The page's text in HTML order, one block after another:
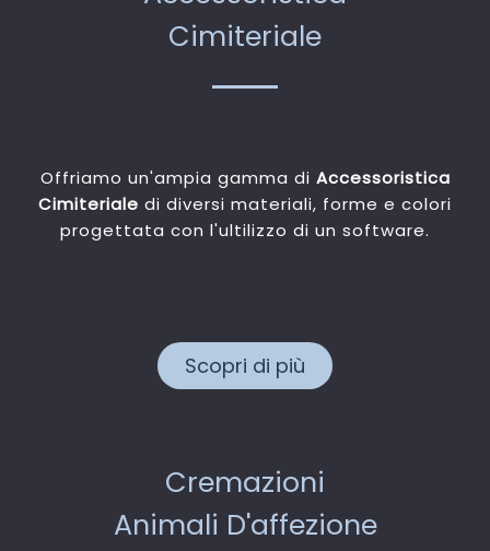
Cimiteriale
Offriamo un'ampia gamma di Accessoristica
Cimiteriale di diversi materiali, forme e colori
progettata con l'ultilizzo di un software.
Scopri di più
Cremazioni
Animali D'affezione